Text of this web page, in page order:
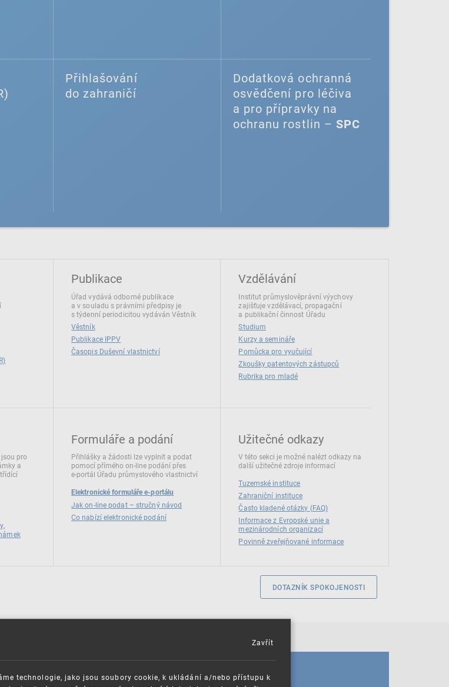
Přihlašování
do zahraničí
Dodatková ochranná
osvědčení pro léčiva
a pro přípravky na
ochranu rostlin – SPC
Publikace
Úřad vydává odborné publikace
a v souladu s právními předpisy je
s týdenní periodicitou vydáván Věstník
Věstník
Publikace IPPV
Časopis Duševní vlastnictví
Vzdělávání
Institut průmyslověprávní výychovy
zajišťuje vzdělávací, propagační
a publikační činnost Úřadu
Studium
Kurzy a semináře
Pomůcka pro vyučující
Zkoušky patentových zástupců
Rubrika pro mladé
pro
a
Formuláře a podání
Přihlášky a žádosti lze vyplnit a podat
pomocí přímého on‑line podání přes
e‑portál Úřadu průmyslového vlastnictví
Elektronické formuláře e-portálu
Jak on-line podat – stručný návod
Co nabízí elektronické podání
Užitečné odkazy
V této sekci je možné nalézt odkazy na
další užitečné zdroje informací
Tuzemské instituce
Zahraniční instituce
Často kladené otázky (FAQ)
Informace z Evropské unie a
mezinárodních organizací
Povinně zveřejňované informace
DOTAZNÍK SPOKOJENOSTI
KALENDÁŘ
technologie, jako jsou soubory cookie, k ukládání a/nebo přístupu k
Zavřít